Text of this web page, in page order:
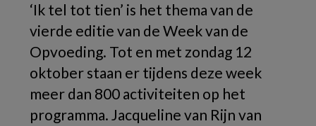
‘Ik tel tot tien’ is het thema van de
vierde editie van de Week van de
Opvoeding. Tot en met zondag 12
oktober staan er tijdens deze week
meer dan 800 activiteiten op het
programma. Jacqueline van Rijn van